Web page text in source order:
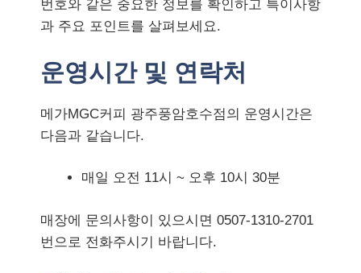
번호와 같은 중요한 정보를 확인하고 특이사항
과 주요 포인트를 살펴보세요.
운영시간 및 연락처
메가MGC커피 광주풍암호수점의 운영시간은
다음과 같습니다.
매일 오전 11시 ~ 오후 10시 30분
매장에 문의사항이 있으시면 0507-1310-2701
번으로 전화주시기 바랍니다.